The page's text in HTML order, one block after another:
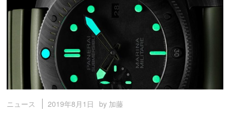
ニュース 2019年8月1日 by 加藤